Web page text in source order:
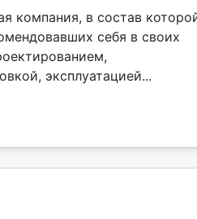
компания, в состав
себя в своих
эксплуатацией...